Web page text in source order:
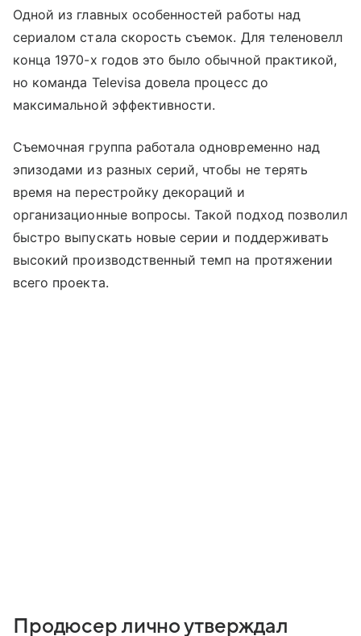
Одной из главных особенностей работы над
сериалом стала скорость съемок. Для теленовелл
конца 1970-х годов это было обычной практикой,
но команда Televisa довела процесс до
максимальной эффективности.
Съемочная группа работала одновременно над
эпизодами из разных серий, чтобы не терять
время на перестройку декораций и
организационные вопросы. Такой подход позволил
быстро выпускать новые серии и поддерживать
высокий производственный темп на протяжении
всего проекта.
Продюсер лично утверждал